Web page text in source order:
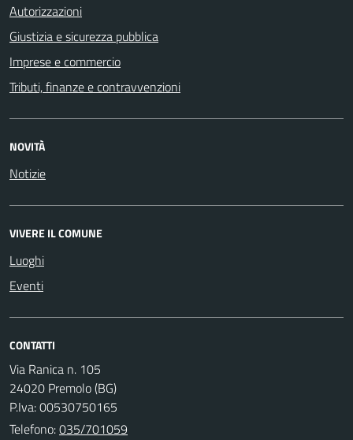
Autorizzazioni
Giustizia e sicurezza pubblica
Imprese e commercio
Tributi, finanze e contravvenzioni
NOVITÀ
Notizie
VIVERE IL COMUNE
Luoghi
Eventi
CONTATTI
Via Ranica n. 105
24020 Premolo (BG)
P.Iva: 00530750165
Telefono:035/701059